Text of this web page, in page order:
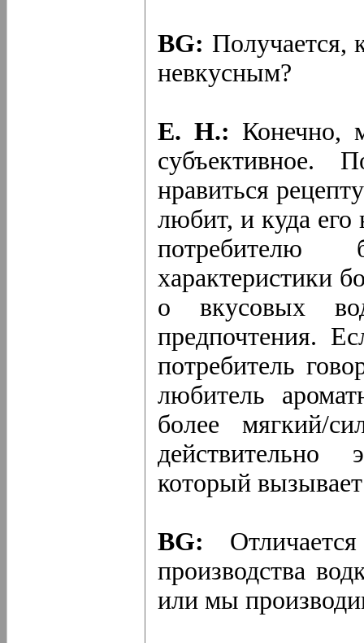
BG: Получается,
невкусным?
Е. Н.: Конечно,
субъективное.
нравиться
любит, и куда
потребителю
характеристики
о вкусовых
предпочтения.
потребитель
любитель
более мягкий/
действительно
который
BG:
производства
или мы